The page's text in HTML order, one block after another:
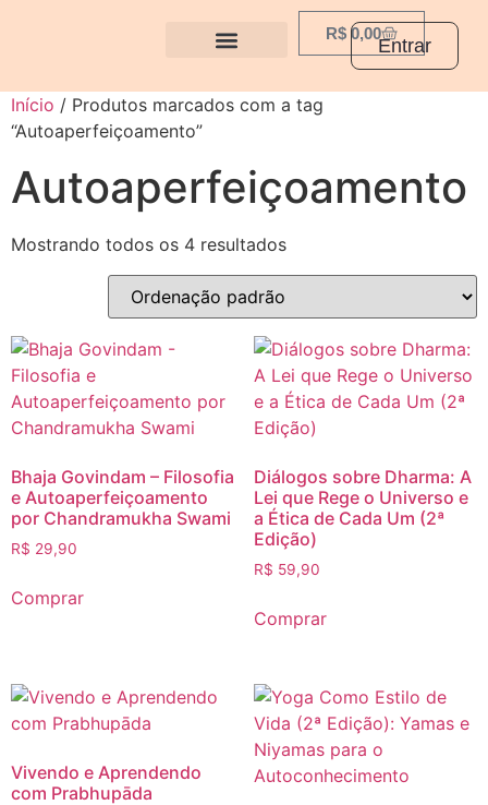
R$ 0,00
Entrar
Início / Produtos marcados com a tag
“Autoaperfeiçoamento”
Autoaperfeiçoamento
Mostrando todos os 4 resultados
Bhaja Govindam – Filosofia
e Autoaperfeiçoamento
por Chandramukha Swami
R$ 29,90
Comprar
Diálogos sobre Dharma: A
Lei que Rege o Universo e
a Ética de Cada Um (2ª
Edição)
R$ 59,90
Comprar
Vivendo e Aprendendo
com Prabhupāda